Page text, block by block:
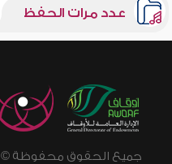
عدد مرات الحفظ
جميع الحقوق محفوظة © 2026 - 1998 لشبكة إسلام ويب